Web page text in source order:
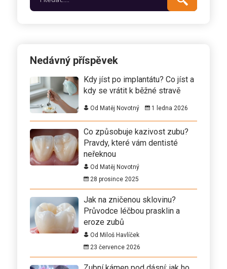
Nedávný příspěvek
Kdy jíst po implantátu? Co jíst a
kdy se vrátit k běžné stravě
Od Matěj Novotný 1 ledna 2026
Co způsobuje kazivost zubu?
Pravdy, které vám dentisté
neřeknou
Od Matěj Novotný
28 prosince 2025
Jak na zničenou sklovinu?
Průvodce léčbou prasklin a
eroze zubů
Od Miloš Havlíček
23 července 2026